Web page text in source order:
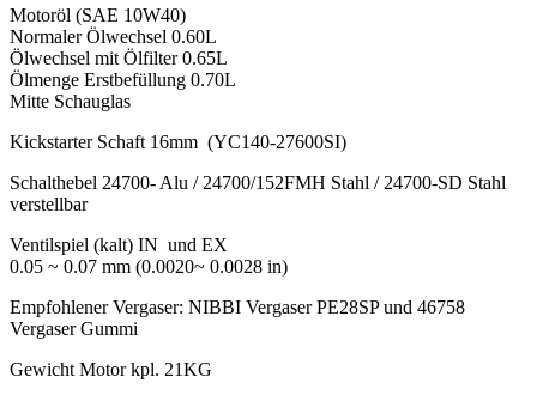
Motoröl (SAE 10W40)
Normaler Ölwechsel 0.60L
Ölwechsel mit Ölfilter 0.65L
Ölmenge Erstbefüllung 0.70L
Mitte Schauglas
Kickstarter Schaft 16mm (YC140-27600SI)
Schalthebel 24700- Alu / 24700/152FMH Stahl / 24700-SD Stahl
verstellbar
Ventilspiel (kalt) IN und EX
0.05 ~ 0.07 mm (0.0020~ 0.0028 in)
Empfohlener Vergaser: NIBBI Vergaser PE28SP und 46758
Vergaser Gummi
Gewicht Motor kpl. 21KG